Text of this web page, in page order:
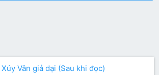
Xúy Vân giả dại (Sau khi đọc)